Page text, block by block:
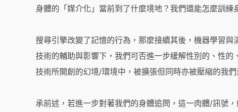
身體的「媒介化」當前到了什麼境地？我們還能怎麼訓練
搜尋引擎改變了記憶的行為，那麼接續其後，機器學習
技術的輔助與影響下，我們可否進一步緩解性別的、性
技術所開創的幻境/環境中，被擴張但同時亦被壓縮的我
承前述，若進一步對著我們的身體追問，這一肉體/訊號